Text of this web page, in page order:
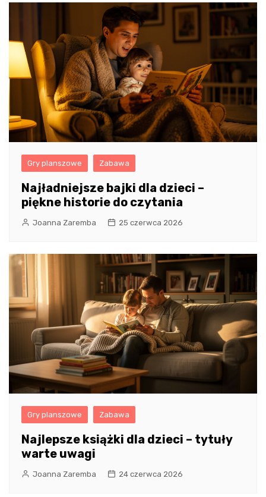
Gry planszowe Zabawa
Najładniejsze bajki dla dzieci –
piękne historie do czytania
Joanna Zaremba 25 czerwca 2026
Gry planszowe Zabawa
Najlepsze książki dla dzieci – tytuły
warte uwagi
Joanna Zaremba 24 czerwca 2026